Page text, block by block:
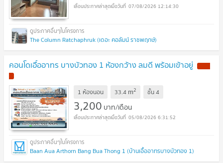
07/08/2026 12:14:30
The Column Ratchaphruk (เดอะ คอลัมน์ ราชพฤกษ์)
คอนโดเอื้ออาทร บางบัวทอง 1 ห้องกว้าง ลมดี พร้อมเข้าอยู่
1 ห้องนอน 33.4 m2 ชั้น4
3,200 บาท/เดือน
05/08/2026 6:31:52
Baan Aua Arthorn Bang Bua Thong 1 (บ้านเอื้ออาทรบางบัวทอง 1)